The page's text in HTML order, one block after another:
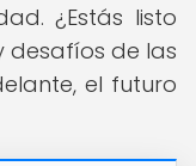
¿Estás listo
desafíos de las
el futuro